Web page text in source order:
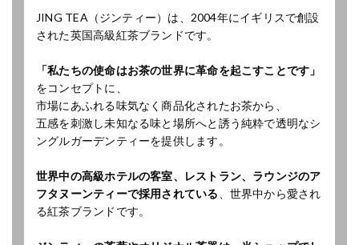
JING TEA（ジンティー）は、2004年にイギリスで創設
された英国高級紅茶ブランドです。
「私たちの使命はお茶の世界に革命を起こすことです」
をコンセプトに、
市場にあふれる味気なく商品化されたお茶から、
五感を刺激し未知なる味と場所へと誘う純粋で透明なシ
ングルガーデンティーを提供します。
世界中の高級ホテルの客室、レストラン、ラウンジのア
フタヌーンティーで採用されている 、世界中から愛され
る紅茶ブランドです。